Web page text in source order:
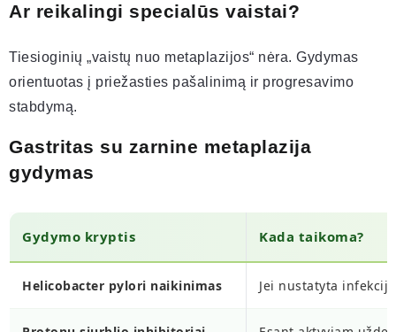
Ar reikalingi specialūs vaistai?
Tiesioginių „vaistų nuo metaplazijos“ nėra. Gydymas
orientuotas į priežasties pašalinimą ir progresavimo
stabdymą.
Gastritas su zarnine metaplazija
gydymas
Gydymo kryptis Kada taikoma?
Helicobacter pylori naikinimas Jei nustatyta infekcija